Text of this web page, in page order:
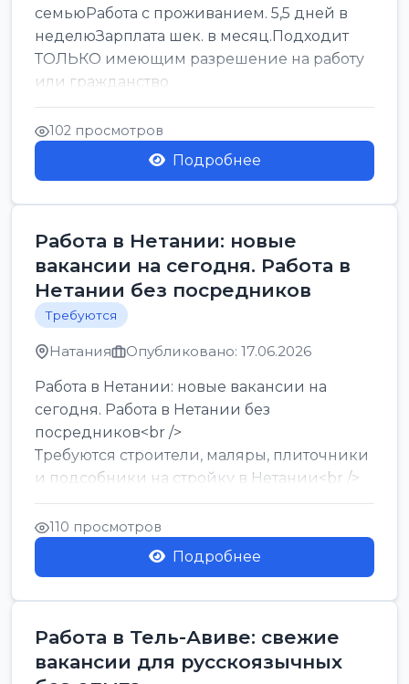
семьюРабота с проживанием. 5,5 дней в
неделюЗарплата шек. в месяц.Подходит
ТОЛЬКО имеющим разрешение на работу
или гражданство
102 просмотров
Подробнее
Работа в Нетании: новые
вакансии на сегодня. Работа в
Нетании без посредников
Требуются
Натания Опубликовано: 17.06.2026
Работа в Нетании: новые вакансии на
сегодня. Работа в Нетании без
посредников<br />
Требуются строители, маляры, плиточники
и подсобники на стройку в Нетании<br />
Срочно требуются горничные, уборщи...
110 просмотров
Подробнее
Работа в Тель-Авиве: свежие
вакансии для русскоязычных